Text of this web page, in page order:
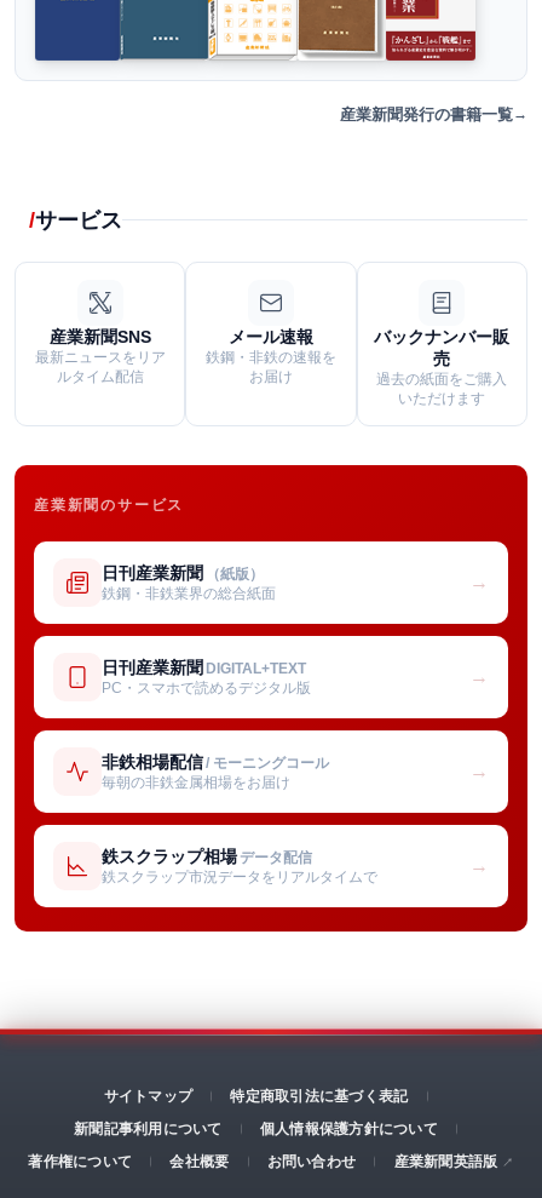
産業新聞発行の書籍一覧
サービス
産業新聞SNS
最新ニュースをリア
ルタイム配信
メール速報
鉄鋼・非鉄の速報を
お届け
バックナンバー販
売
過去の紙面をご購入
いただけます
産業新聞のサービス
日刊産業新聞 （紙版）
鉄鋼・非鉄業界の総合紙面
→
日刊産業新聞 DIGITAL+TEXT
PC・スマホで読めるデジタル版
→
非鉄相場配信/ モーニングコール
毎朝の非鉄金属相場をお届け
→
鉄スクラップ相場 データ配信
鉄スクラップ市況データをリアルタイムで
→
サイトマップ
特定商取引法に基づく表記
新聞記事利用について
個人情報保護方針について
著作権について
会社概要 お問い合わせ 産業新聞英語版